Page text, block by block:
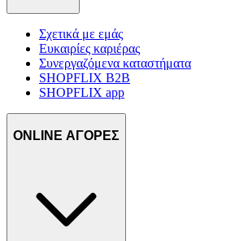
Σχετικά με εμάς
Ευκαιρίες καριέρας
Συνεργαζόμενα καταστήματα
SHOPFLIX B2B
SHOPFLIX app
ONLINE ΑΓΟΡΕΣ